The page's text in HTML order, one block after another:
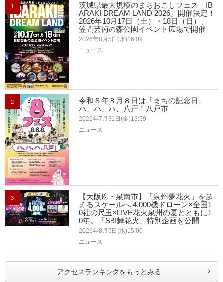
1
茨城県最大規模のまちおこしフェス「IB
ARAKI DREAM LAND 2026」開催決定！
2026年10月17日（土）・18日（日）、
笠間芸術の森公園イベント広場で開催
2026年8月5日(水)16:09
ニュース
2
令和８年８月８日は「まちの記念日」
ハ、ハ、ハ、八戸！八戸市
2026年7月31日(金)13:59
ニュース
3
【大阪府・泉南市】「泉州夢花火」を超
えるスケールへ 4,000機ドローン×全国1
0社の尺玉×LIVE花火泉州の夏とともに1
0年。「SBI舞花火」特別企画を公開
2026年8月5日(水)15:00
ニュース
アクセスランキングをもっとみる